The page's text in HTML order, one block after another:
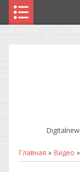
Главная » Видео »